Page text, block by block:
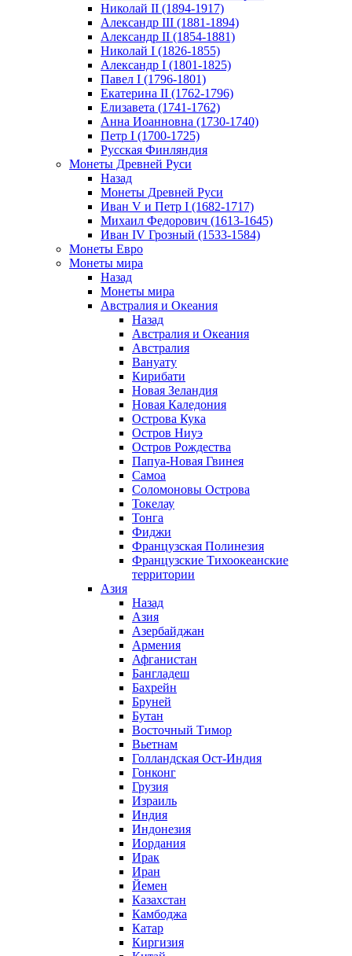
Николай II (1894-1917)
Александр III (1881-1894)
Александр II (1854-1881)
Николай I (1826-1855)
Александр I (1801-1825)
Павел I (1796-1801)
Екатерина II (1762-1796)
Елизавета (1741-1762)
Анна Иоанновна (1730-1740)
Петр I (1700-1725)
Русская Финляндия
Монеты Древней Руси
Назад
Монеты Древней Руси
Иван V и Петр I (1682-1717)
Михаил Федорович (1613-1645)
Иван IV Грозный (1533-1584)
Монеты Евро
Монеты мира
Назад
Монеты мира
Австралия и Океания
Назад
Австралия и Океания
Австралия
Вануату
Кирибати
Новая Зеландия
Новая Каледония
Острова Кука
Остров Ниуэ
Остров Рождества
Папуа-Новая Гвинея
Самоа
Соломоновы Острова
Токелау
Тонга
Фиджи
Французская Полинезия
Французские Тихоокеанские
территории
Азия
Назад
Азия
Азербайджан
Армения
Афганистан
Бангладеш
Бахрейн
Бруней
Бутан
Восточный Тимор
Вьетнам
Голландская Ост-Индия
Гонконг
Грузия
Израиль
Индия
Индонезия
Иордания
Ирак
Иран
Йемен
Казахстан
Камбоджа
Катар
Киргизия